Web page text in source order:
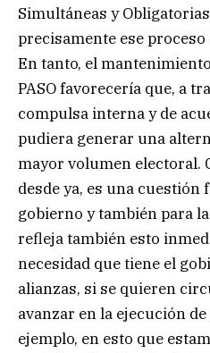
Simultáneas y
precisamente ese
En tanto, el
PASO favorecería que, a
compulsa interna y de
pudiera generar una
mayor volumen electoral.
desde ya, es una cuestión
gobierno y también para
refleja también esto
necesidad que tiene el
alianzas, si se quieren
avanzar en la ejecución
ejemplo, en esto que